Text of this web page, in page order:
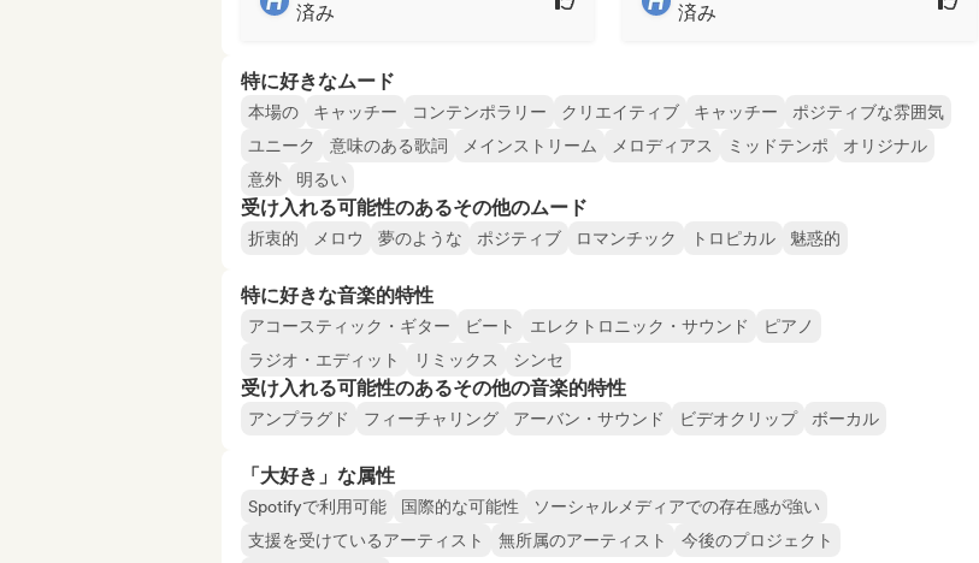
済み
済み
特に好きなムード
本場の キャッチー コンテンポラリー クリエイティブ キャッチー
ポジティブな雰囲気
ユニーク
意味のある歌詞 メインストリーム メロディアス ミッドテンポ
オリジナル
意外
明るい
受け入れる可能性のあるその他のムード
折衷的 メロウ 夢のような ポジティブ ロマンチック トロピカル 魅惑的
特に好きな音楽的特性
アコースティック・ギター ビート エレクトロニック・サウンド
ピアノ
ラジオ・エディット
リミックス シンセ
受け入れる可能性のあるその他の音楽的特性
アンプラグド フィーチャリング アーバン・サウンド ビデオクリップ ボーカル
「大好き」な属性
Spotifyで利用可能 国際的な可能性
ソーシャルメディアでの存在感が強い
支援を受けているアーティスト
無所属のアーティスト
今後のプロジェクト